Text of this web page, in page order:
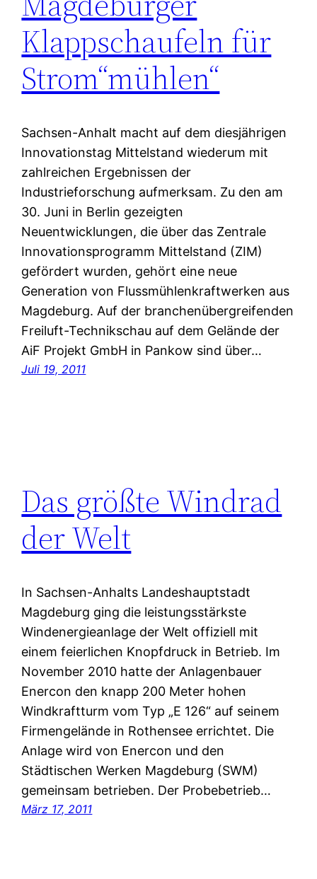
Klappschaufeln für
Strom“mühlen“
Sachsen-Anhalt macht auf dem diesjährigen
Innovationstag Mittelstand wiederum mit
zahlreichen Ergebnissen der
Industrieforschung aufmerksam. Zu den am
30. Juni in Berlin gezeigten
Neuentwicklungen, die über das Zentrale
Innovationsprogramm Mittelstand (ZIM)
gefördert wurden, gehört eine neue
Generation von Flussmühlenkraftwerken aus
Magdeburg. Auf der branchenübergreifenden
Freiluft-Technikschau auf dem Gelände der
AiF Projekt GmbH in Pankow sind über…
Juli 19, 2011
Das größte Windrad
der Welt
In Sachsen-Anhalts Landeshauptstadt
Magdeburg ging die leistungsstärkste
Windenergieanlage der Welt offiziell mit
einem feierlichen Knopfdruck in Betrieb. Im
November 2010 hatte der Anlagenbauer
Enercon den knapp 200 Meter hohen
Windkraftturm vom Typ „E 126“ auf seinem
Firmengelände in Rothensee errichtet. Die
Anlage wird von Enercon und den
Städtischen Werken Magdeburg (SWM)
gemeinsam betrieben. Der Probebetrieb…
März 17, 2011